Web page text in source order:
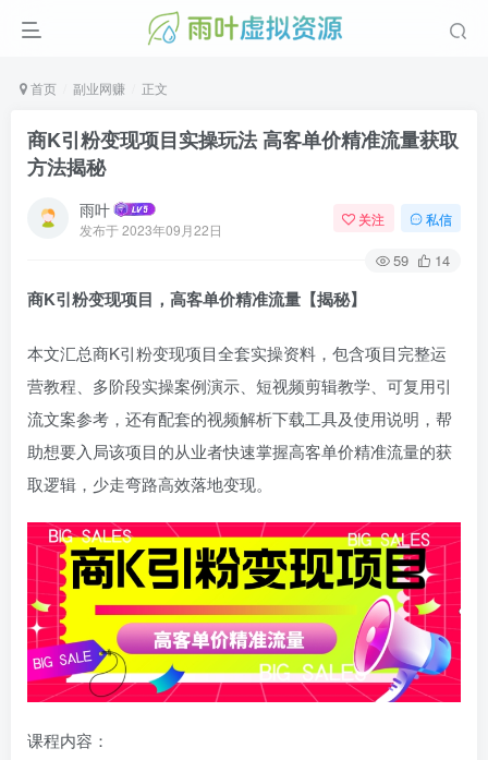
首页 副业网赚 正文
商K引粉变现项目实操玩法 高客单价精准流量获取
方法揭秘
雨叶
发布于2023年09月22日
关注 私信
59 14
商K引粉变现项目，高客单价精准流量【揭秘】
本文汇总商K引粉变现项目全套实操资料，包含项目完整运
营教程、多阶段实操案例演示、短视频剪辑教学、可复用引
流文案参考，还有配套的视频解析下载工具及使用说明，帮
助想要入局该项目的从业者快速掌握高客单价精准流量的获
取逻辑，少走弯路高效落地变现。
课程内容：